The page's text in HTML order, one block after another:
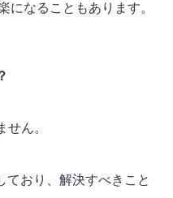
になることもあります。
ん。
ており、解決すべきこと